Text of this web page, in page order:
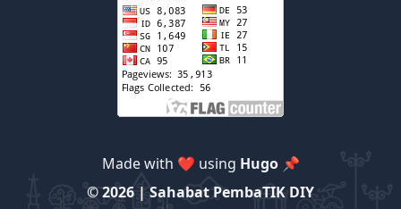
Made with ❤️ using Hugo 📌
© 2026 | Sahabat PembaTIK DIY